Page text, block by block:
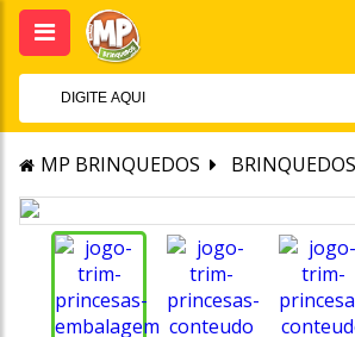
MP BRINQUEDOS BRINQUEDOS